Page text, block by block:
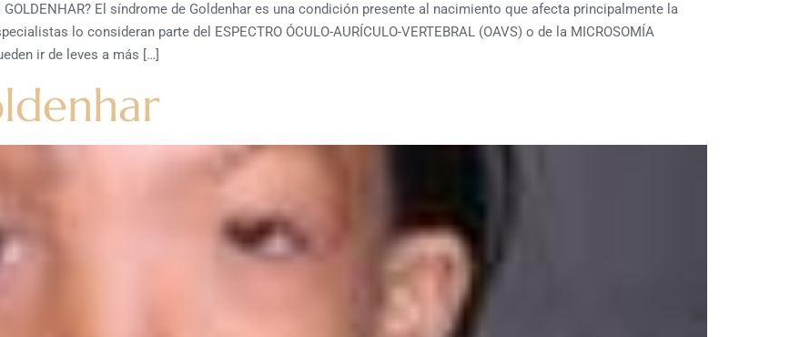
GOLDENHAR? El síndrome de Goldenhar es una condición presente al nacimiento que afecta principalmente la
lo consideran parte del ESPECTRO ÓCULO-AURÍCULO-VERTEBRAL (OAVS) o de la MICROSOMÍA
ir de leves a más […]